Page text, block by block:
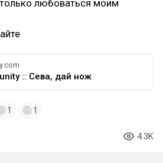
любоваться моим
:: Сева, дай нож
1 1
4.3K